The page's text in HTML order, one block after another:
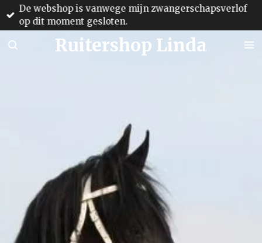
Ga
direct
de
Ruitershop Linda
De webshop is vanwege mijn zwangerschapsverlof
op dit moment gesloten.